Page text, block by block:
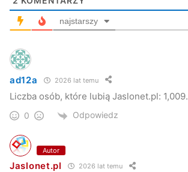
najstarszy
ad12a 2026 lat temu
Liczba osób, które lubią Jaslonet.pl: 1,009.
0 Odpowiedz
Autor
Jaslonet.pl 2026 lat temu